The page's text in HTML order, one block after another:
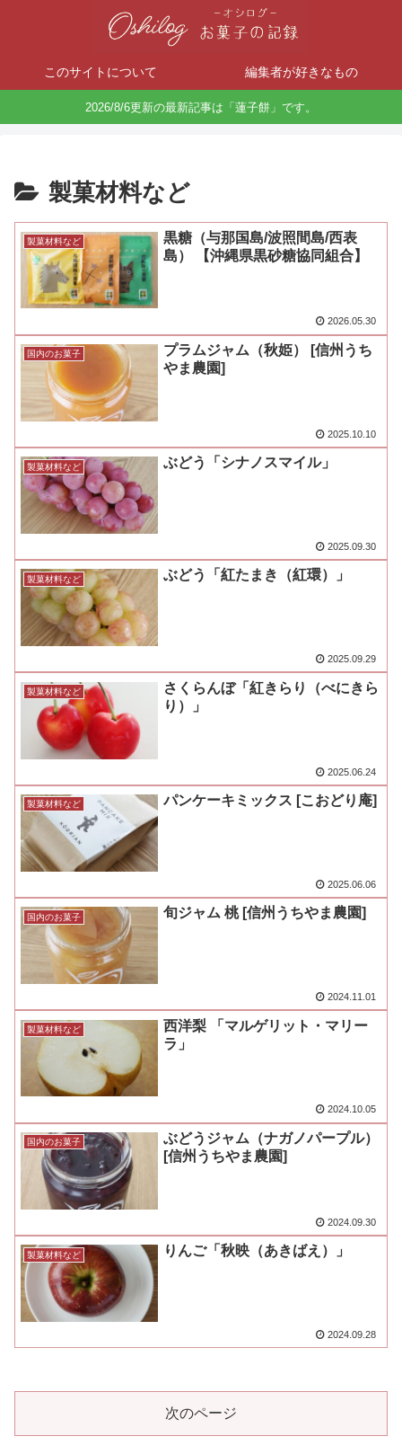
このサイトについて 編集者が好きなもの
2026/8/6更新の最新記事は「蓮子餅」です。
製菓材料など
製菓材料など
黒糖（与那国島/波照間島/西表
島） 【沖縄県黒砂糖協同組合】
2026.05.30
国内のお菓子
プラムジャム（秋姫） [信州うち
やま農園]
2025.10.10
製菓材料など ぶどう「シナノスマイル」
2025.09.30
製菓材料など ぶどう「紅たまき（紅環）」
2025.09.29
製菓材料など
さくらんぼ「紅きらり（べにきら
り）」
2025.06.24
製菓材料など パンケーキミックス [こおどり庵]
2025.06.06
国内のお菓子 旬ジャム 桃 [信州うちやま農園]
2024.11.01
製菓材料など
西洋梨 「マルゲリット・マリー
ラ」
2024.10.05
国内のお菓子
ぶどうジャム（ナガノパープル）
[信州うちやま農園]
2024.09.30
製菓材料など りんご「秋映（あきばえ）」
2024.09.28
次のページ